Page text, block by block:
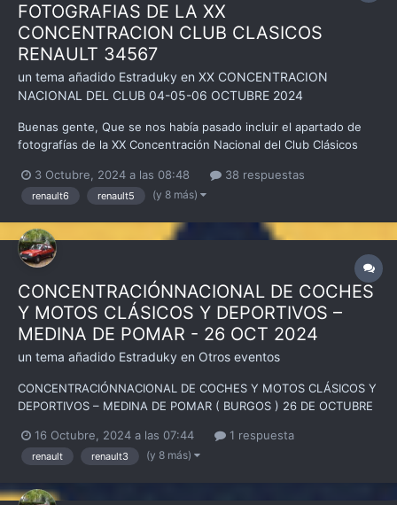
FOTOGRAFIAS DE LA XX
CONCENTRACION CLUB CLASICOS
RENAULT 34567
un tema añadido Estraduky en XX CONCENTRACION
NACIONAL DEL CLUB 04-05-06 OCTUBRE 2024
Buenas gente, Que se nos había pasado incluir el apartado de
fotografías de la XX Concentración Nacional del Club Clásicos
hagamos de la concentración y que poco a poco subiremos en
este apartado, asi damos un poco de envidia a quienes no h...
3 Octubre, 2024 a las 08:48 38 respuestas
renault6 renault5 (y 8 más)
CONCENTRACIÓNNACIONAL DE COCHES
Y MOTOS CLÁSICOS Y DEPORTIVOS –
MEDINA DE POMAR - 26 OCT 2024
un tema añadido Estraduky en Otros eventos
CONCENTRACIÓNNACIONAL DE COCHES Y MOTOS CLÁSICOS Y
DEPORTIVOS – MEDINA DE POMAR ( BURGOS ) 26 DE OCTUBRE
content/uploads/2024/10/MEDINA-DE-POMAR-scaled.jpg?
w=724&ssl=1 #ClubClásicosRenault34567
16 Octubre, 2024 a las 07:44 1 respuesta
renault renault3 (y 8 más)